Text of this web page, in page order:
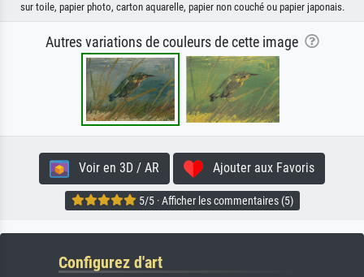
sur toile, papier photo, carton aquarelle, papier non couché ou papier japonais.
Autres variations de couleurs de cette image
Voir en 3D / AR Ajouter aux Favoris
5/5 · Afficher les commentaires (5)
Configurez d'art